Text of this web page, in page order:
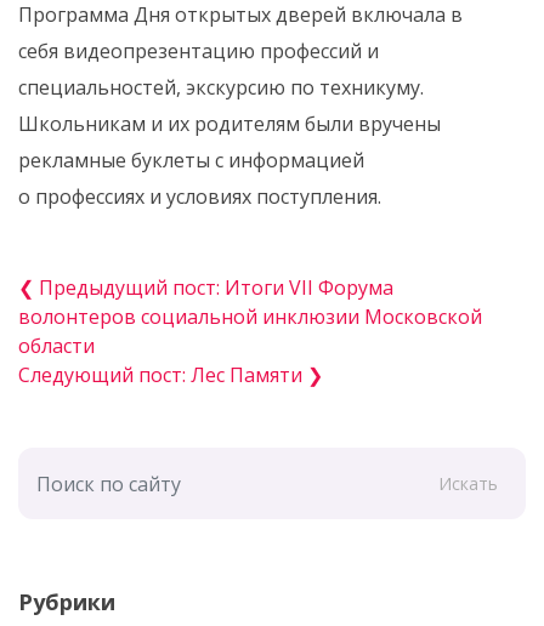
Программа Дня открытых дверей включала в
себя видеопрезентацию профессий и
специальностей, экскурсию по техникуму.
Школьникам и их родителям были вручены
рекламные буклеты с информацией
о профессиях и условиях поступления.
❮ Предыдущий пост: Итоги VII Форума
волонтеров социальной инклюзии Московской
области
Следующий пост: Лес Памяти ❯
Искать
Рубрики